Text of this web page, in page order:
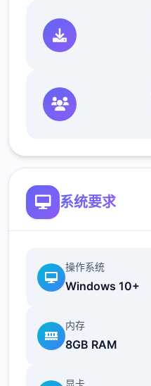
系统要求
操作系统
Windows 10+
内存
8GB RAM
显卡